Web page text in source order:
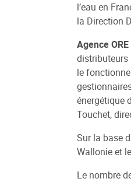
l’eau en
la Direction
Agence ORE
distributeurs
le
énergétique
Touchet,
Sur la base
Wallonie et
Le nombre